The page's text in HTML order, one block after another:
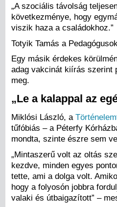
„A szociális távolság
következménye, hogy
viszik haza a családokhoz.”
Totyik Tamás a
Egy másik érdekes
adag vakcinát kiírás szerint
meg.
„Le a kalappal az
Miklósi László, a
tűfóbiás – a Péterfy
mondta, szinte észre sem
„Mintaszerű volt az oltás
kezdve, minden egyes
tette, ami a dolga volt.
hogy a folyosón jobbra
valaki és útbaigazított” –